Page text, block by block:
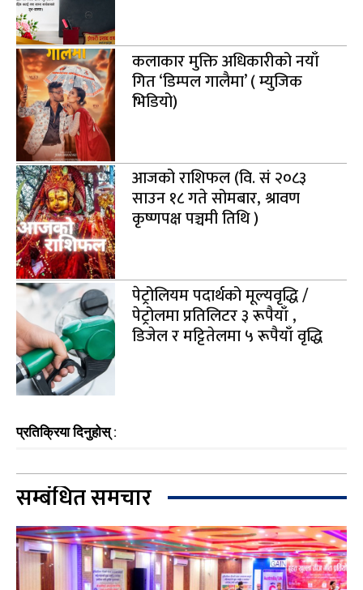
कलाकार मुक्ति अधिकारीको नयाँ
गित ‘डिम्पल गालैमा’ ( म्युजिक
भिडियो)
आजको राशिफल (वि. सं २०८३
साउन १८ गते सोमबार, श्रावण
कृष्णपक्ष पञ्चमी तिथि )
पेट्रोलियम पदार्थको मूल्यवृद्धि /
पेट्रोलमा प्रतिलिटर ३ रूपैयाँ ,
डिजेल र मट्टितेलमा ५ रूपैयाँ वृद्धि
प्रतिक्रिया दिनुहोस् :
सम्बंधित समचार